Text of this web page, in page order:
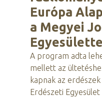
Európa
a Megyei
A program adta
mellett az
kapnak az
Erdészeti